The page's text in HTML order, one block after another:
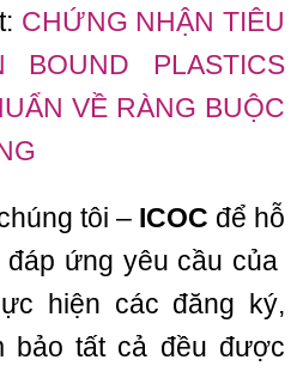
CHỨNG NHẬN TIÊU
BOUND PLASTICS
VỀ RÀNG BUỘC
tôi – ICOC để hỗ
ứng yêu cầu của
hiện các đăng ký,
bảo tất cả đều được